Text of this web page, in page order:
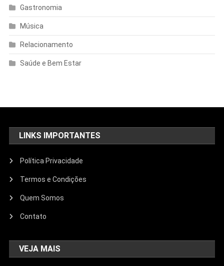
Gastronomia
Música
Relacionamento
Saúde e Bem Estar
LINKS IMPORTANTES
Política Privacidade
Termos e Condições
Quem Somos
Contato
VEJA MAIS